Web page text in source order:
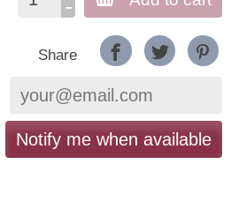
Share
Notify me when available